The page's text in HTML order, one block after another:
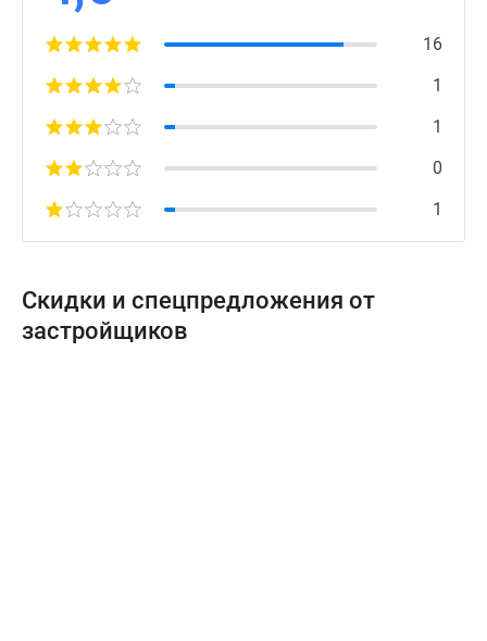
16
1
1
0
1
Скидки и спецпредложения от
застройщиков